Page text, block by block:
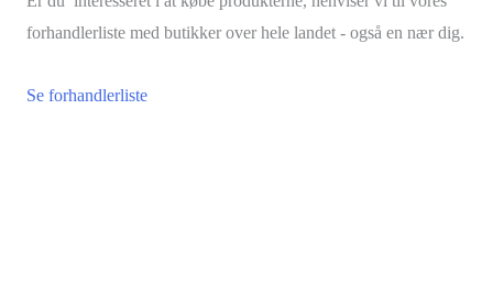
forhandlerliste med butikker over hele landet - også en nær dig.
Se forhandlerliste